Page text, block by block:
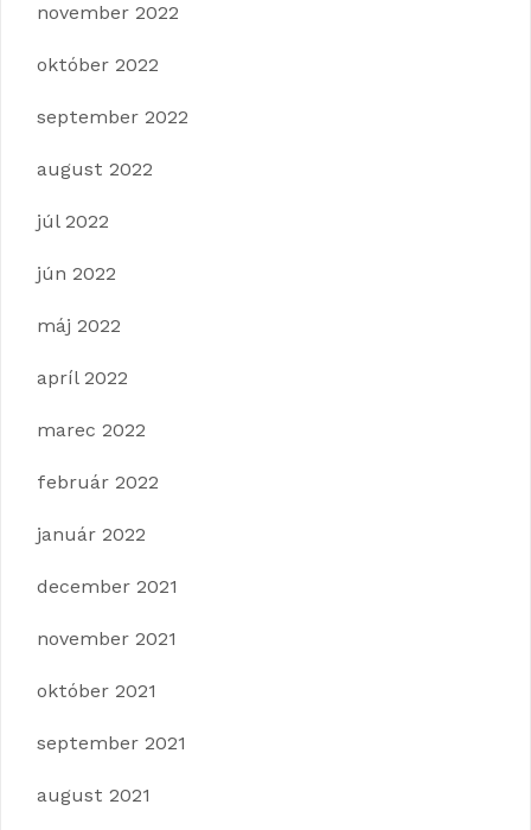
november 2022
október 2022
september 2022
august 2022
júl 2022
jún 2022
máj 2022
apríl 2022
marec 2022
február 2022
január 2022
december 2021
november 2021
október 2021
september 2021
august 2021